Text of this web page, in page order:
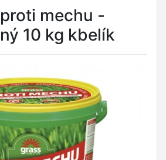
mechu -
10 kg kbelík